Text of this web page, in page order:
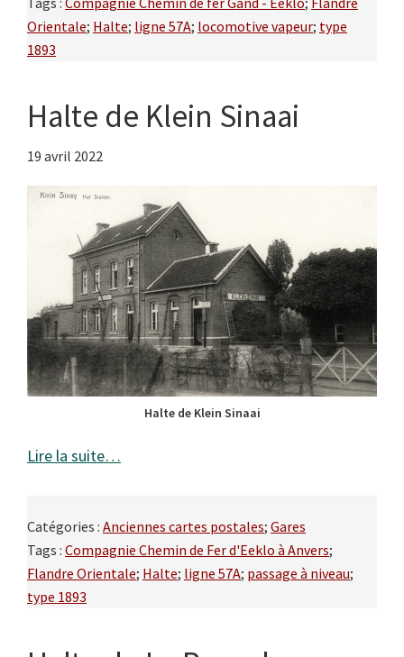
Orientale; Halte; ligne 57A; locomotive vapeur; type
1893
Halte de Klein Sinaai
19 avril 2022
Halte de Klein Sinaai
Lire la suite…
Catégories : Anciennes cartes postales; Gares
Tags : Compagnie Chemin de Fer d'Eeklo à Anvers;
Flandre Orientale; Halte; ligne 57A; passage à niveau;
type 1893